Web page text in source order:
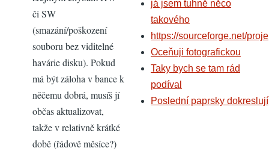
či SW
(smazání/poškození
souboru bez viditelné
havárie disku). Pokud
má být záloha v bance k
něčemu dobrá, musíš jí
občas aktualizovat,
takže v relativně krátké
době (řádově měsíce?)
já jsem tuhně něco
takového
https://sourceforge.net/proje
Oceňuji fotografickou
Taky bych se tam rád
podíval
Poslední paprsky dokreslují